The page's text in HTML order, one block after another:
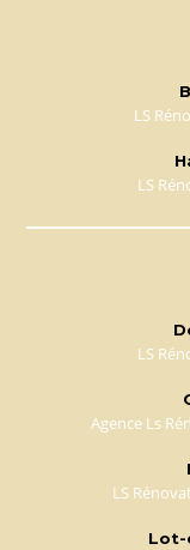
LS
LS
LS
Agence Ls
LS
Lot-